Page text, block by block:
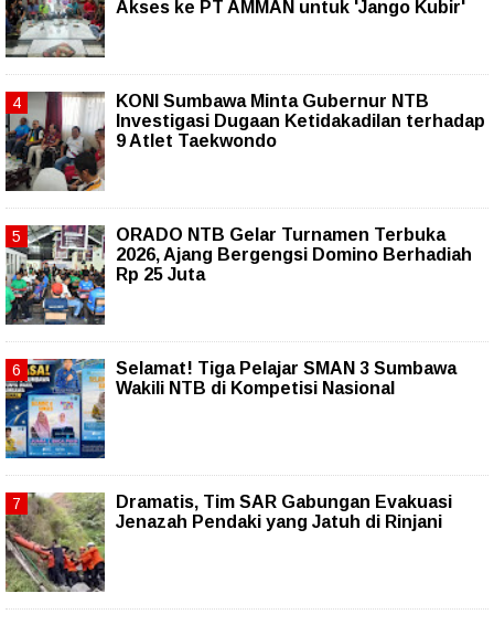
Akses ke PT AMMAN untuk 'Jango Kubir'
KONI Sumbawa Minta Gubernur NTB
Investigasi Dugaan Ketidakadilan terhadap
9 Atlet Taekwondo
ORADO NTB Gelar Turnamen Terbuka
2026, Ajang Bergengsi Domino Berhadiah
Rp 25 Juta
Selamat! Tiga Pelajar SMAN 3 Sumbawa
Wakili NTB di Kompetisi Nasional
Dramatis, Tim SAR Gabungan Evakuasi
Jenazah Pendaki yang Jatuh di Rinjani